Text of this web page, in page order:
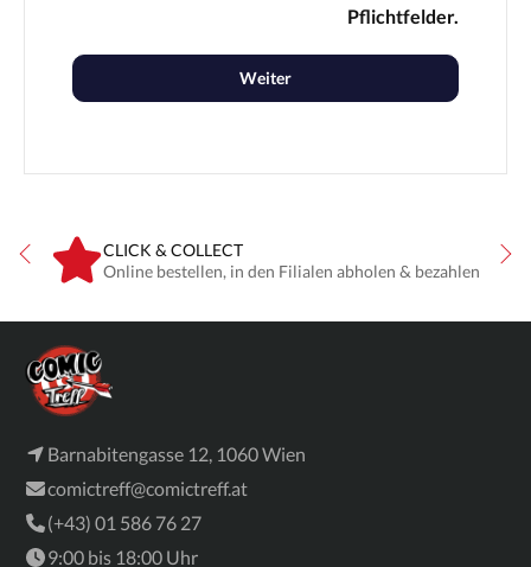
Pflichtfelder.
Weiter
CLICK & COLLECT
Online bestellen, in den Filialen abholen & bezahlen
Barnabitengasse 12, 1060 Wien
comictreff@comictreff.at
(+43) 01 586 76 27
9:00 bis 18:00 Uhr